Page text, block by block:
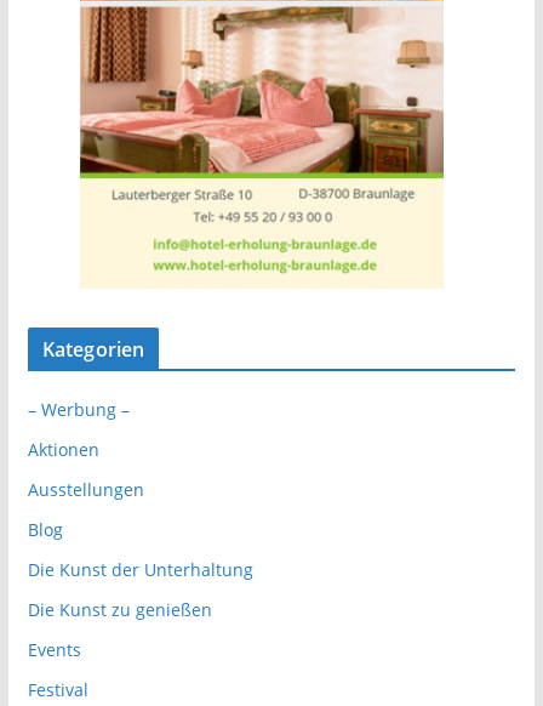
Kategorien
– Werbung –
Aktionen
Ausstellungen
Blog
Die Kunst der Unterhaltung
Die Kunst zu genießen
Events
Festival